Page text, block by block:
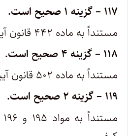
۱۱۷ –گزینه ۱ صحیح است.
مستنداً به ماده ۴۴۲ قانون آیین دادرسی کیفری
۱۱۸ –گزینه ۴ صحیح است.
مستنداً به ماده ۵۰۲ قانون آیین دادرسی کیفری
۱۱۹ –گزینه ۲ صحیح است.